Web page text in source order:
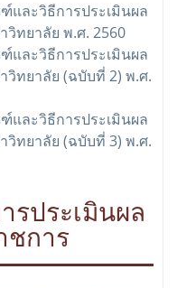
และวิธีการประเมินผล
ทยาลัย พ.ศ. 2560
และวิธีการประเมินผล
ทยาลัย (ฉบับที่ 2) พ.ศ.
และวิธีการประเมินผล
ทยาลัย (ฉบับที่ 3) พ.ศ.
ประเมินผล
ชการ